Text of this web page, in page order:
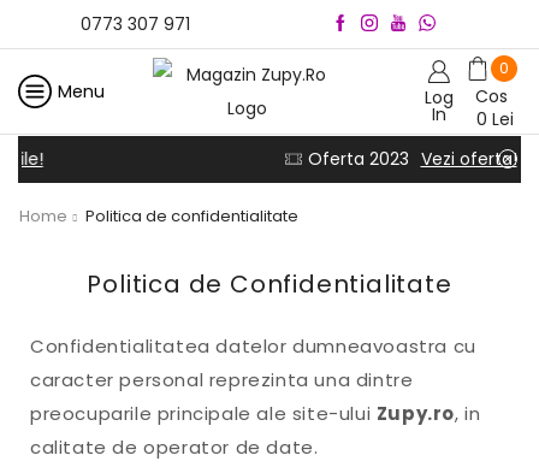
0773 307 971
Menu Log
In
0
Cos
0 Lei
Vezi oferta!
Home Politica de confidentialitate
Politica de Confidentialitate
Confidentialitatea datelor dumneavoastra cu
caracter personal reprezinta una dintre
preocuparile principale ale site-ului Zupy.ro, in
calitate de operator de date.